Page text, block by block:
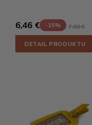
6,46 € -15% 7,60 €
DETAIL PRODUKTU